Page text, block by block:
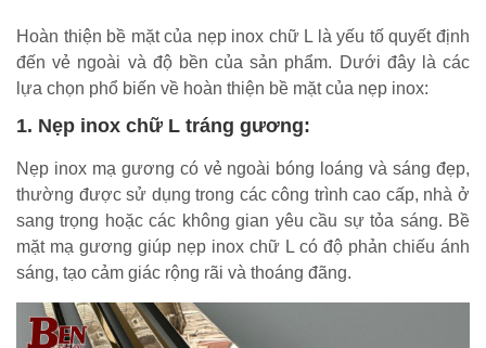
Hoàn thiện bề mặt của nẹp inox chữ L là yếu tố quyết định
đến vẻ ngoài và độ bền của sản phẩm. Dưới đây là các
lựa chọn phổ biến về hoàn thiện bề mặt của nẹp inox:
1. Nẹp inox chữ L tráng gương:
Nẹp inox mạ gương có vẻ ngoài bóng loáng và sáng đẹp,
thường được sử dụng trong các công trình cao cấp, nhà ở
sang trọng hoặc các không gian yêu cầu sự tỏa sáng. Bề
mặt mạ gương giúp nẹp inox chữ L có độ phản chiếu ánh
sáng, tạo cảm giác rộng rãi và thoáng đãng.